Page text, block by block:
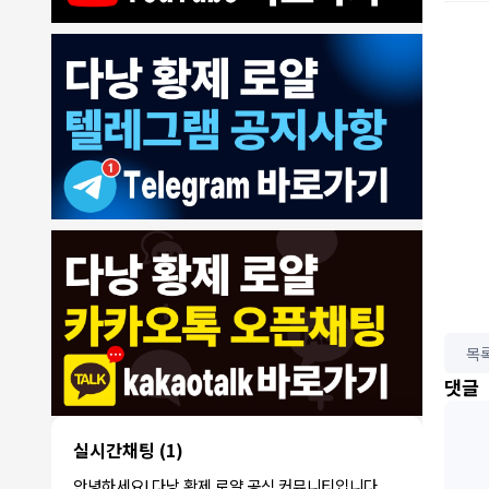
실시간채팅 (1)
8/4/2026
1 모기한테물림:여기도 문의해보면 바로 알려줌
1 모기한테물림 정찰가보다 쌀수 없음
1 결혼안해:ㄹㅇ 팩트 ㅋㅋㅋㅋ
1 결혼안해:ㄹㅇ 팩트 ㅋㅋㅋㅋ
8/5/2026
1
NY런던파
리
:다낭 에코걸 여기서 예약 가능한가
요?
1 3군:에코걸 좀 조심 하는게 좋음
NY런던파리 :저도 많이 들었습니다 ㅋㅋ
목
댓글